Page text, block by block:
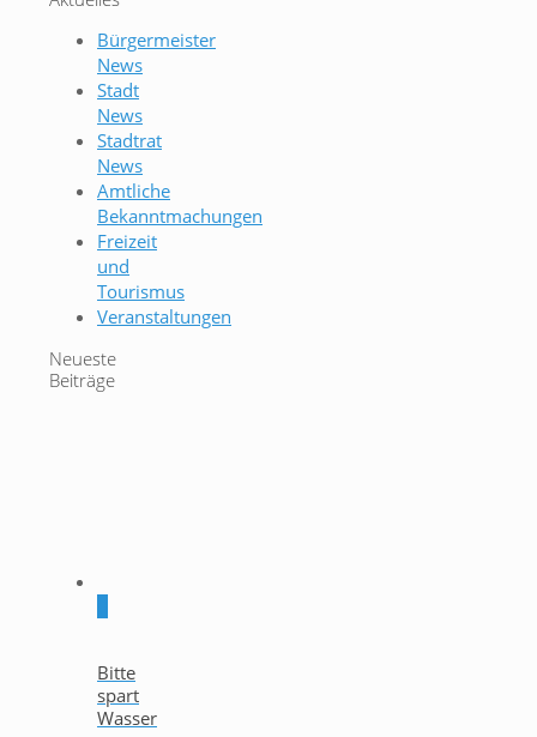
Bürgermeister
News
Stadt
News
Stadtrat
News
Amtliche
Bekanntmachungen
Freizeit
und
Tourismus
Veranstaltungen
Neueste
Beiträge
Bitte
spart
Wasser